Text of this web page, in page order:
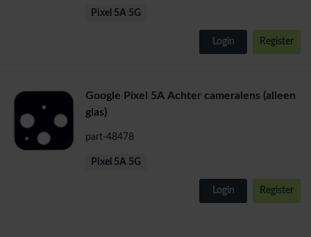
Pixel 5A 5G
Login Register
Google Pixel 5A Achter cameralens (alleen
glas)
part-48478
Pixel 5A 5G
Login Register